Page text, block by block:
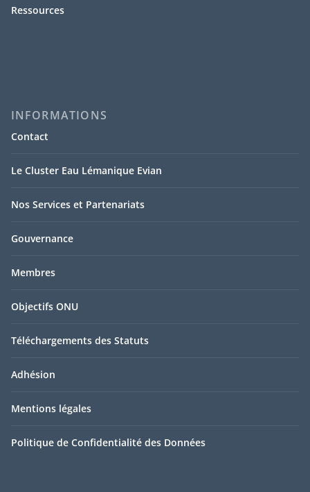
Ressources
INFORMATIONS
Contact
Le Cluster Eau Lémanique Evian
Nos Services et Partenariats
Gouvernance
Membres
Objectifs ONU
Téléchargements des Statuts
Adhésion
Mentions légales
Politique de Confidentialité des Données